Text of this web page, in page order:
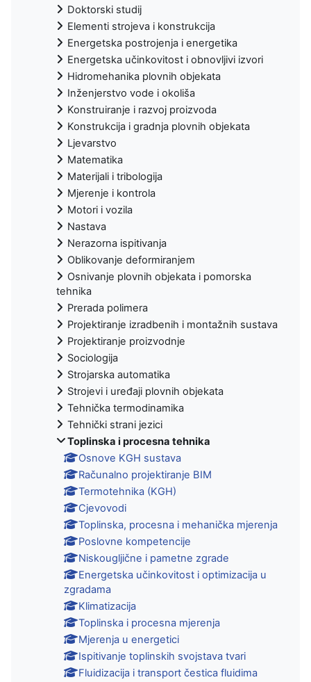
Doktorski studij
Elementi strojeva i konstrukcija
Energetska postrojenja i energetika
Energetska učinkovitost i obnovljivi izvori
Hidromehanika plovnih objekata
Inženjerstvo vode i okoliša
Konstruiranje i razvoj proizvoda
Konstrukcija i gradnja plovnih objekata
Ljevarstvo
Matematika
Materijali i tribologija
Mjerenje i kontrola
Motori i vozila
Nastava
Nerazorna ispitivanja
Oblikovanje deformiranjem
Osnivanje plovnih objekata i pomorska
tehnika
Prerada polimera
Projektiranje izradbenih i montažnih sustava
Projektiranje proizvodnje
Sociologija
Strojarska automatika
Strojevi i uređaji plovnih objekata
Tehnička termodinamika
Tehnički strani jezici
Toplinska i procesna tehnika
Osnove KGH sustava
Računalno projektiranje BIM
Termotehnika (KGH)
Cjevovodi
Toplinska, procesna i mehanička mjerenja
Poslovne kompetencije
Niskougljične i pametne zgrade
Energetska učinkovitost i optimizacija u
zgradama
Klimatizacija
Toplinska i procesna mjerenja
Mjerenja u energetici
Ispitivanje toplinskih svojstava tvari
Fluidizacija i transport čestica fluidima